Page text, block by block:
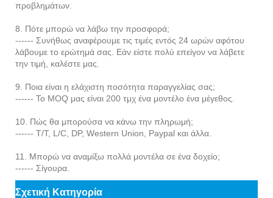
προβλημάτων.
8. Πότε μπορώ να λάβω την προσφορά;
------ Συνήθως αναφέρουμε τις τιμές εντός 24 ωρών αφότου
λάβουμε το ερώτημά σας. Εάν είστε πολύ επείγον να λάβετε
την τιμή, καλέστε μας.
9. Ποια είναι η ελάχιστη ποσότητα παραγγελίας σας;
------ Το MOQ μας είναι 200 ​​τμχ ένα μοντέλο ένα μέγεθος.
10. Πώς θα μπορούσα να κάνω την πληρωμή;
------ T/T, L/C, DP, Western Union, Paypal και άλλα.
11. Μπορώ να αναμίξω πολλά μοντέλα σε ένα δοχείο;
------ Σίγουρα.
Σχετική Κατηγορία